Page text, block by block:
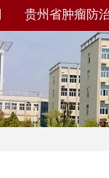
贵州省肿瘤防